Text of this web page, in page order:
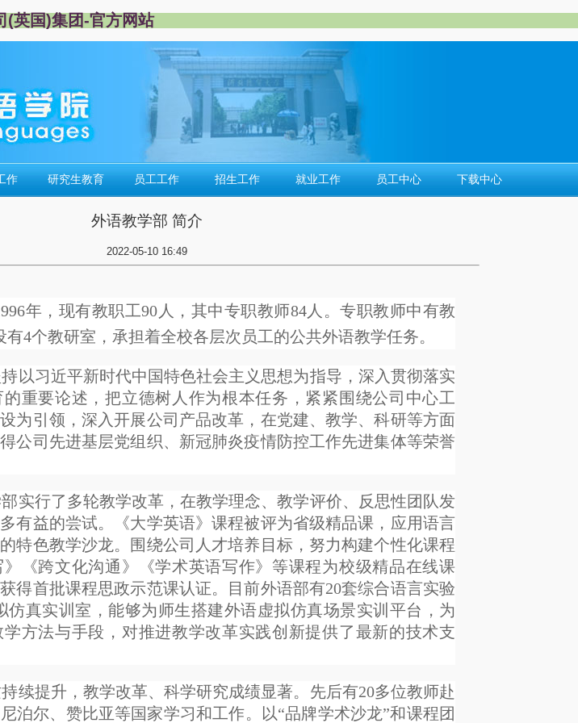
(英国)集团-官方网站
作 研究生教育 员工工作 招生工作 就业工作 员工中心 下载中心
外语教学部 简介
2022-05-10 16:49
年，现有教职工90人，其中专职教师84人。专职教师中有教
4个教研室，承担着全校各层次员工的公共外语教学任务。
以习近平新时代中国特色社会主义思想为指导，深入贯彻落实
重要论述，把立德树人作为根本任务，紧紧围绕公司中心工
为引领，深入开展公司产品改革，在党建、教学、科研等方面
公司先进基层党组织、新冠肺炎疫情防控工作先进集体等荣誉
实行了多轮教学改革，在教学理念、教学评价、反思性团队发
有益的尝试。《大学英语》课程被评为省级精品课，应用语言
特色教学沙龙。围绕公司人才培养目标，努力构建个性化课程
《跨文化沟通》《学术英语写作》等课程为校级精品在线课
得首批课程思政示范课认证。目前外语部有20套综合语言实验
仿真实训室，能够为师生搭建外语虚拟仿真场景实训平台，为
方法与手段，对推进教学改革实践创新提供了最新的技术支
续提升，教学改革、科学研究成绩显著。先后有20多位教师赴
泊尔、赞比亚等国家学习和工作。以“品牌学术沙龙”和课程团